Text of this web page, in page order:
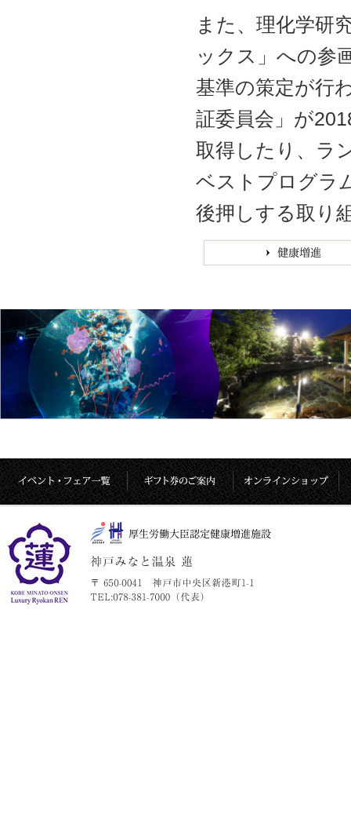
また、理化学研
ックス」への参
基準の策定が行
証委員会」が
取得したり、ラ
ベストプログラ
後押しする取り